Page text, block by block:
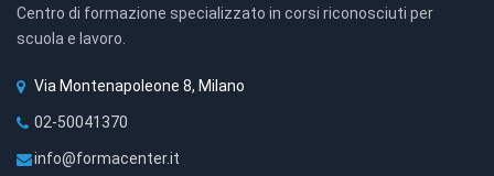
Centro di formazione specializzato in corsi riconosciuti per
scuola e lavoro.
Via Montenapoleone 8, Milano
02-50041370
info@formacenter.it